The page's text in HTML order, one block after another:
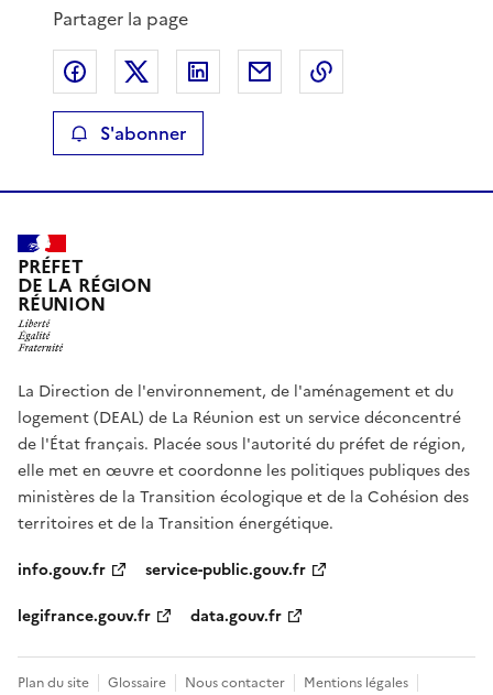
Partager la page
Partager sur Facebook
Partager sur XPartager sur LinkedIn
Partager par email
S'abonner
PRÉFET
DE LA RÉGION
RÉUNION
La Direction de l'environnement, de l'aménagement et du
logement (DEAL) de La Réunion est un service déconcentré
de l'État français. Placée sous l'autorité du préfet de région,
elle met en œuvre et coordonne les politiques publiques des
ministères de la Transition écologique et de la Cohésion des
territoires et de la Transition énergétique.
info.gouv.fr
service-public.gouv.fr
legifrance.gouv.fr
data.gouv.fr
Plan du site Glossaire Nous contacter Mentions légales